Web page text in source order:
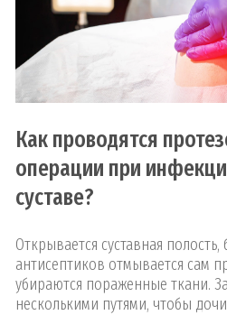
Как проводятся
операции при
суставе?
Открывается суставная
антисептиков отмывается сам
убираются пораженные ткани.
несколькими путями, чтобы